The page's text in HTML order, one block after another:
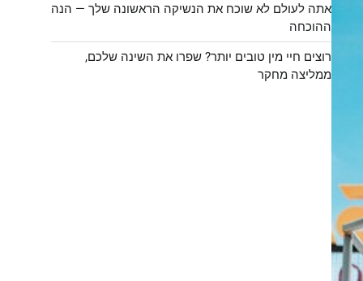
אתה לעולם לא שוכח את הנשיקה הראשונה שלך — הנה
ההוכחה
רוצים חיי מין טובים יותר? שפרו את השינה שלכם,
ממליצה מחקר